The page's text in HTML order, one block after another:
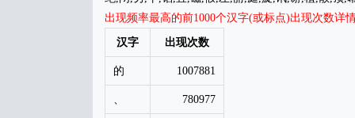
出现频率最高的前1000个汉字(或标点)出现次数详
汉字 出现次数
的 1007881
、 780977